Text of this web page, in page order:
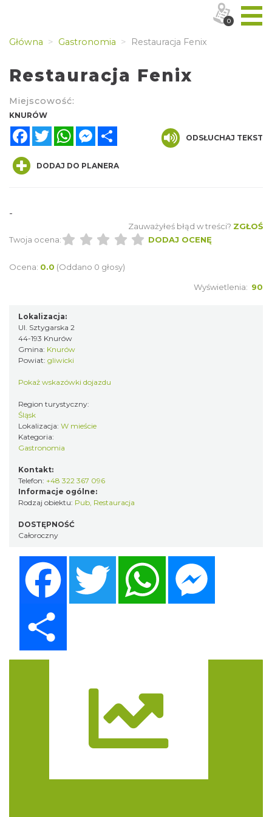
Główna Gastronomia Restauracja Fenix
Restauracja Fenix
Miejscowość:
KNURÓW
FacebookTwitterWhatsAppMessenger
ODSŁUCHAJ TEKST
DODAJ DO PLANERA
-
Zauważyłeś błąd w treści? ZGŁOŚ
Twoja ocena:
DODAJ OCENĘ
Ocena: 0.0 (Oddano 0 głosy)
Wyświetlenia: 90
Lokalizacja:
Ul. Sztygarska 2
44-193 Knurów
Gmina: Knurów
Powiat: gliwicki
Pokaż wskazówki dojazdu
Region turystyczny:
Śląsk
Lokalizacja: W mieście
Kategoria:
Gastronomia
Kontakt:
Telefon: +48 322 367 096
Informacje ogólne:
Rodzaj obiektu: Pub, Restauracja
DOSTĘPNOŚĆ
Całoroczny
Twitter WhatsApp
0